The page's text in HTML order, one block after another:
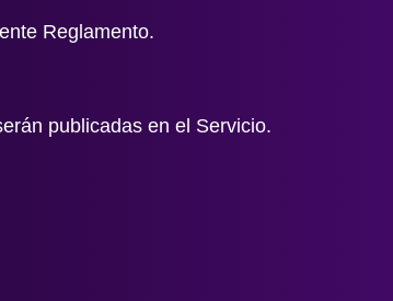
Reglamento.
publicadas en el Servicio.